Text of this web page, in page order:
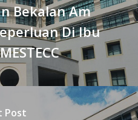
Bekalan Am
Di Ibu
Post